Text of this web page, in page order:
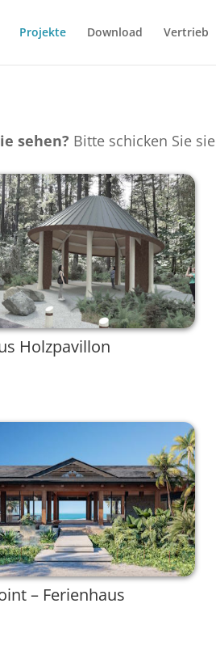
Projekte Download Vertrieb
sehen? Bitte schicken Sie sie
Holzpavillon
– Ferienhaus